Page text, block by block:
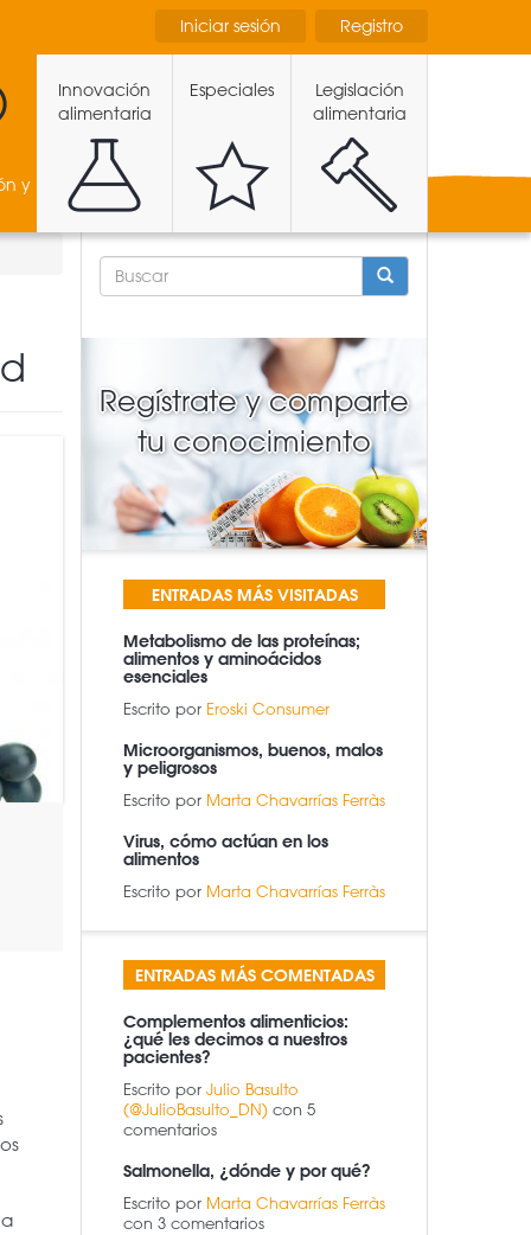
Iniciar sesión Registro
y
Innovación
alimentaria
Especiales
Legislación
alimentaria
FORMULARIO
DE
Regístrate y comparte
tu conocimiento
ENTRADAS MÁS VISITADAS
Metabolismo de las proteínas;
alimentos y aminoácidos
esenciales
Escrito por Eroski Consumer
Microorganismos, buenos, malos
y peligrosos
Escrito por Marta Chavarrías Ferràs
Virus, cómo actúan en los
alimentos
Escrito por Marta Chavarrías Ferràs
ENTRADAS MÁS COMENTADAS
Complementos alimenticios:
¿qué les decimos a nuestros
pacientes?
Escrito por Julio Basulto
(@JulioBasulto_DN) con 5
comentarios
Salmonella, ¿dónde y por qué?
Escrito por Marta Chavarrías Ferràs
con 3 comentarios